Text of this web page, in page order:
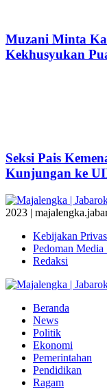
Muzani Minta
Kekhusyukan
Seksi Pais
Kunjungan ke
2023 |
Kebijakan
Pedoman Media
Redaksi
Beranda
News
Politik
Ekonomi
Pemerintahan
Pendidikan
Ragam